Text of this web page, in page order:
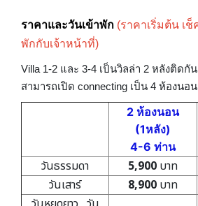
ราคาและวันเข้าพัก (ราคาเริ่มต้น เ
พักกับเจ้าหน้าที่)
Villa 1-2 และ 3-4 เป็นวิลล่า 2 หลังติดกั
สามารถเปิด connecting เป็น 4 ห้องนอ
2 ห้องนอน
(1หลัง)
4-6 ท่าน
วันธรรมดา 5,900 บาท
วันเสาร์
8,900 บาท